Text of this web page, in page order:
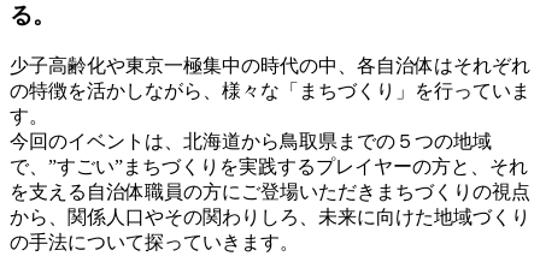
る。
少子高齢化や東京一極集中の時代の中、各自治体はそれぞれ
の特徴を活かしながら、様々な「まちづくり」を行っていま
す。
今回のイベントは、北海道から鳥取県までの５つの地域
で、”すごい”まちづくりを実践するプレイヤーの方と、それ
を支える自治体職員の方にご登場いただきまちづくりの視点
から、関係人口やその関わりしろ、未来に向けた地域づくり
の手法について探っていきます。